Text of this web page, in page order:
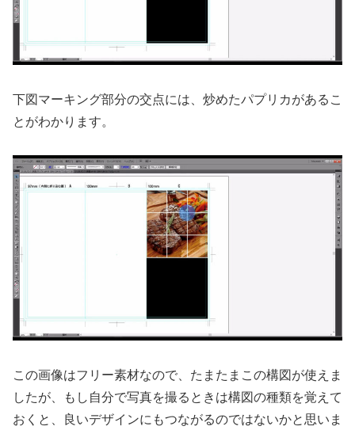
下図マーキング部分の交点には、炒めたパプリカがあるこ
とがわかります。
この画像はフリー素材なので、たまたまこの構図が使えま
したが、もし自分で写真を撮るときは構図の種類を覚えて
おくと、良いデザインにもつながるのではないかと思いま